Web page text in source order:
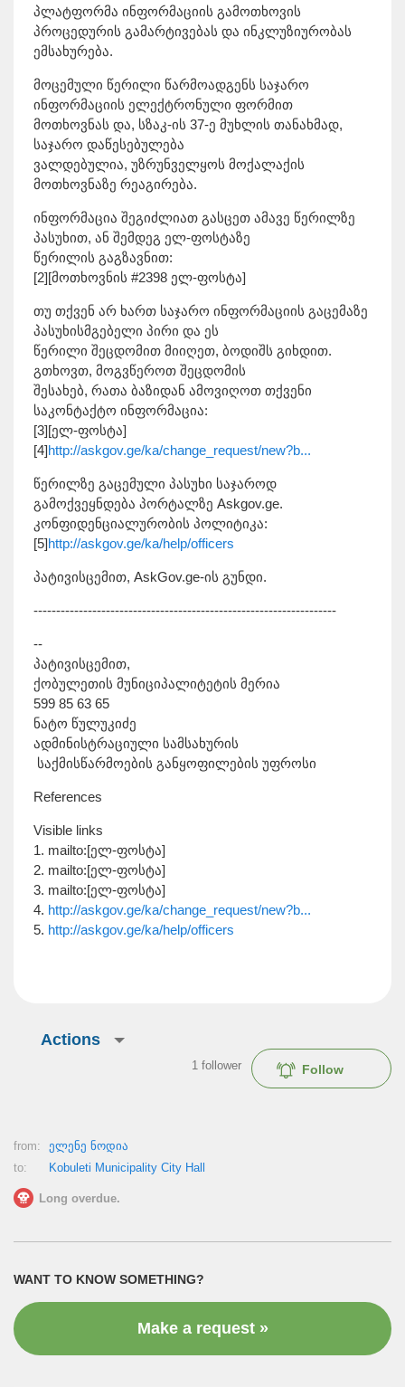
პლატფორმა ინფორმაციის გამოთხოვის
პროცედურის გამარტივებას და ინკლუზიურობას
ემსახურება.
მოცემული წერილი წარმოადგენს საჯარო
ინფორმაციის ელექტრონული ფორმით
მოთხოვნას და, სზაკ-ის 37-ე მუხლის თანახმად,
საჯარო დაწესებულება
ვალდებულია, უზრუნველყოს მოქალაქის
მოთხოვნაზე რეაგირება.
ინფორმაცია შეგიძლიათ გასცეთ ამავე წერილზე
პასუხით, ან შემდეგ ელ-ფოსტაზე
წერილის გაგზავნით:
[2][მოთხოვნის #2398 ელ-ფოსტა]
თუ თქვენ არ ხართ საჯარო ინფორმაციის გაცემაზე
პასუხისმგებელი პირი და ეს
წერილი შეცდომით მიიღეთ, ბოდიშს გიხდით.
გთხოვთ, მოგვწეროთ შეცდომის
შესახებ, რათა ბაზიდან ამოვიღოთ თქვენი
საკონტაქტო ინფორმაცია:
[3][ელ-ფოსტა]
[4]http://askgov.ge/ka/change_request/new?b...
წერილზე გაცემული პასუხი საჯაროდ
გამოქვეყნდება პორტალზე Askgov.ge.
კონფიდენციალურობის პოლიტიკა:
[5]http://askgov.ge/ka/help/officers
პატივისცემით, AskGov.ge-ის გუნდი.
-------------------------------------------------------------------
--
პატივისცემით,
ქობულეთის მუნიციპალიტეტის მერია
599 85 63 65
ნატო წულუკიძე
ადმინისტრაციული სამსახურის
საქმისწარმოების განყოფილების უფროსი
References
Visible links
1. mailto:[ელ-ფოსტა]
2. mailto:[ელ-ფოსტა]
3. mailto:[ელ-ფოსტა]
4. http://askgov.ge/ka/change_request/new?b...
5. http://askgov.ge/ka/help/officers
Actions
Follow
1 follower
from:
ელენე ნოდია
to:
Kobuleti Municipality City Hall
Long overdue.
WANT TO KNOW SOMETHING?
Make a request »